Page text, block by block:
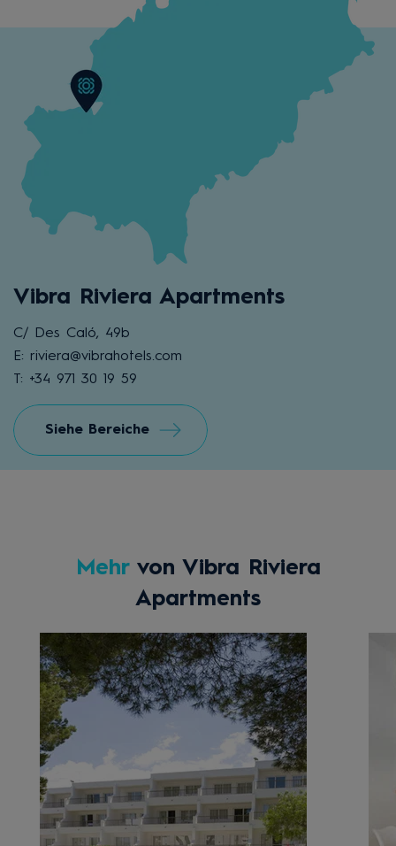
Vibra Riviera Apartments
C/ Des Caló, 49b
E: riviera@vibrahotels.com
T: +34 971 30 19 59
Siehe Bereiche
Mehrvon Vibra Riviera
Apartments